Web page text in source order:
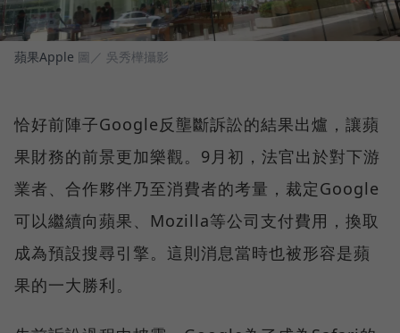
蘋果Apple 圖／ 吳秀樺攝影
恰好前陣子Google反壟斷訴訟的結果出爐，讓蘋
果財務的前景更加樂觀。9月初，法官出於對下游
業者、合作夥伴乃至消費者的考量，裁定Google
可以繼續向蘋果、Mozilla等公司支付費用，換取
成為預設搜尋引擎。這則消息當時也被形容是蘋
果的一大勝利。